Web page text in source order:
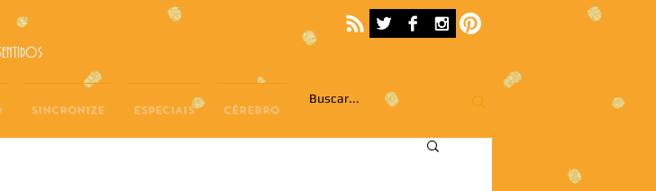
SINCRONIZE ESPECIAIS CÉREBRO